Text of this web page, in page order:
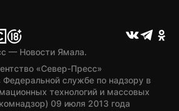
— Новости Ямала.
«Север-Пресс»
Федеральной службе по надзору в
технологий и массовых
09 июля 2013 года